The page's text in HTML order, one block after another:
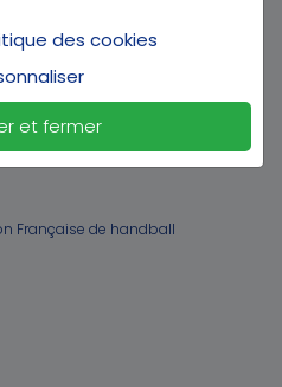
de 9h à 18h)
Française de handball
des cookies
et fermer